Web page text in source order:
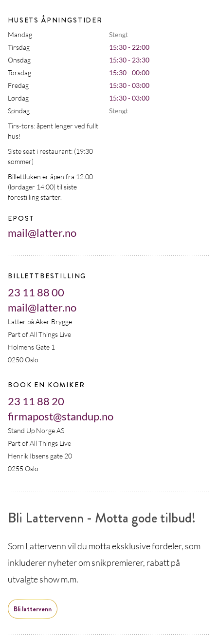
HUSETS ÅPNINGSTIDER
Mandag
Stengt
Tirsdag
15:30 - 22:00
Onsdag
15:30 - 23:30
Torsdag
15:30 - 00:00
Fredag
15:30 - 03:00
Lørdag
15:30 - 03:00
Søndag
Stengt
Tirs-tors: åpent lenger ved fullt
hus!
Siste seat i restaurant: (19:30
sommer)
Billettluken er åpen fra 12:00
(lørdager 14:00) til siste
forestilling starter.
EPOST
mail@latter.no
BILLETTBESTILLING
23 11 88 00
mail@latter.no
Latter på Aker Brygge
Part of All Things Live
Holmens Gate 1
0250 Oslo
BOOK EN KOMIKER
23 11 88 20
firmapost@standup.no
Stand Up Norge AS
Part of All Things Live
Henrik Ibsens gate 20
0255 Oslo
Bli Lattervenn - Motta gode tilbud!
Som Lattervenn vil du motta eksklusive fordeler, som
inkluderer nyheter om snikpremierer, rabatt på
utvalgte show m.m.
Bli lattervenn